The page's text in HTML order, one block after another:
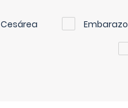
Cesárea Embarazo